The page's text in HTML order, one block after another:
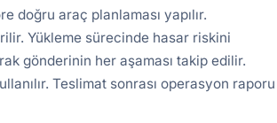
doğru araç planlaması yapılır.
Yükleme sürecinde hasar riskini
gönderinin her aşaması takip edilir.
Teslimat sonrası operasyon raporu